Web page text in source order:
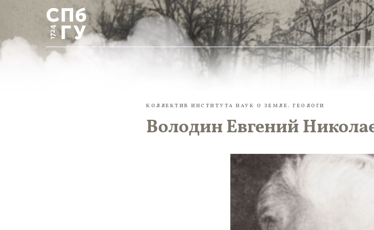
КОЛЛЕКТИВ ИНСТИТУТА НАУК О ЗЕМЛЕ. ГЕОЛОГИ
Володин Евгений